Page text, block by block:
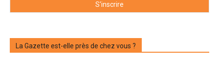
La Gazette est-elle près de chez vous ?